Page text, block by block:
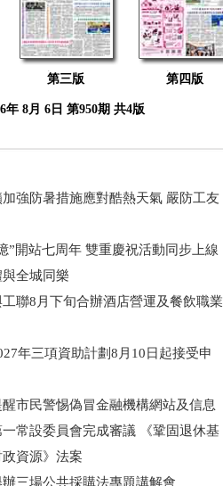
第三版 第四版
年 8月 6日 第950期 共4版
強防暑措施應對酷熱天氣 嚴防工友
”開站七周年 雙重慶祝活動同步上線
全城同樂
聯8月下旬合辦酒店營運及餐飲職業
年三項資助計劃8月10日起接受申
市民警惕偽冒金融機構網站及信息
常設委員會完成審議 《鞏固退休基
資源》法案
三場公共採購法專題講解會